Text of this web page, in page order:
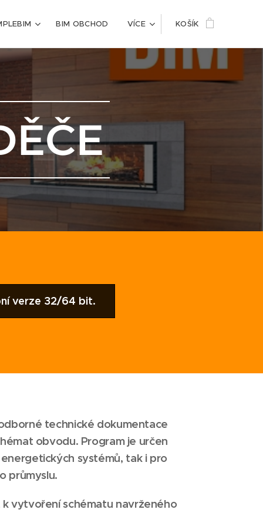
BIM OBCHOD VÍCE KOŠÍK
verze 32/64 bit.
technické dokumentace
obvodu. Program je určen
systémů, tak i pro
průmyslu.
vytvoření schématu navrženého